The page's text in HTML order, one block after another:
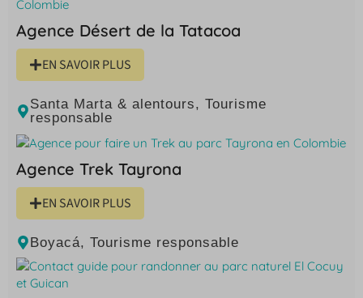
Agence Désert de la Tatacoa
EN SAVOIR PLUS
Santa Marta & alentours, Tourisme
responsable
Agence Trek Tayrona
EN SAVOIR PLUS
Boyacá, Tourisme responsable